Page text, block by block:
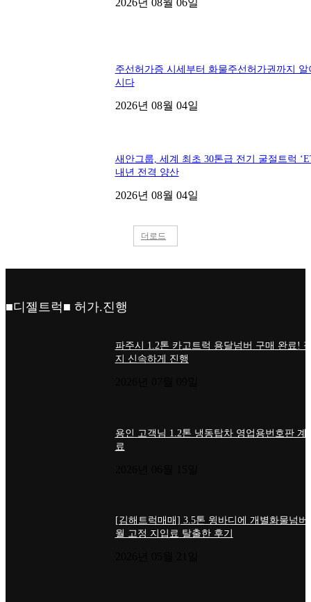
2026년 08월 06일
주선허가증 시세부터 화물주선허가권까지 알
시다
2026년 08월 04일
새안그룹, 세계 최초 30톤급 전기 굴절트럭
내년 전격 양산
2026년 08월 04일
더로드
■디젤트럭■ 허가.진행
파주시 1.2톤 카고트럭 용달넘버 구매 완료!
지 신속하게 진행
용인 고객님 1.2톤 냉동탑차 영업용번호판 계
료
[김해트럭매매] 3.5톤 윙바디에 개별화물넘버
월 고정 지입료 탈출한 후기